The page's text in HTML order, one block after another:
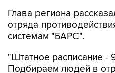
Глава региона
отряда
системам "БАРС".
"Штатное расписание -
Подбираем людей в